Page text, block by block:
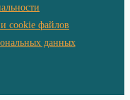
cookie файлов
данных